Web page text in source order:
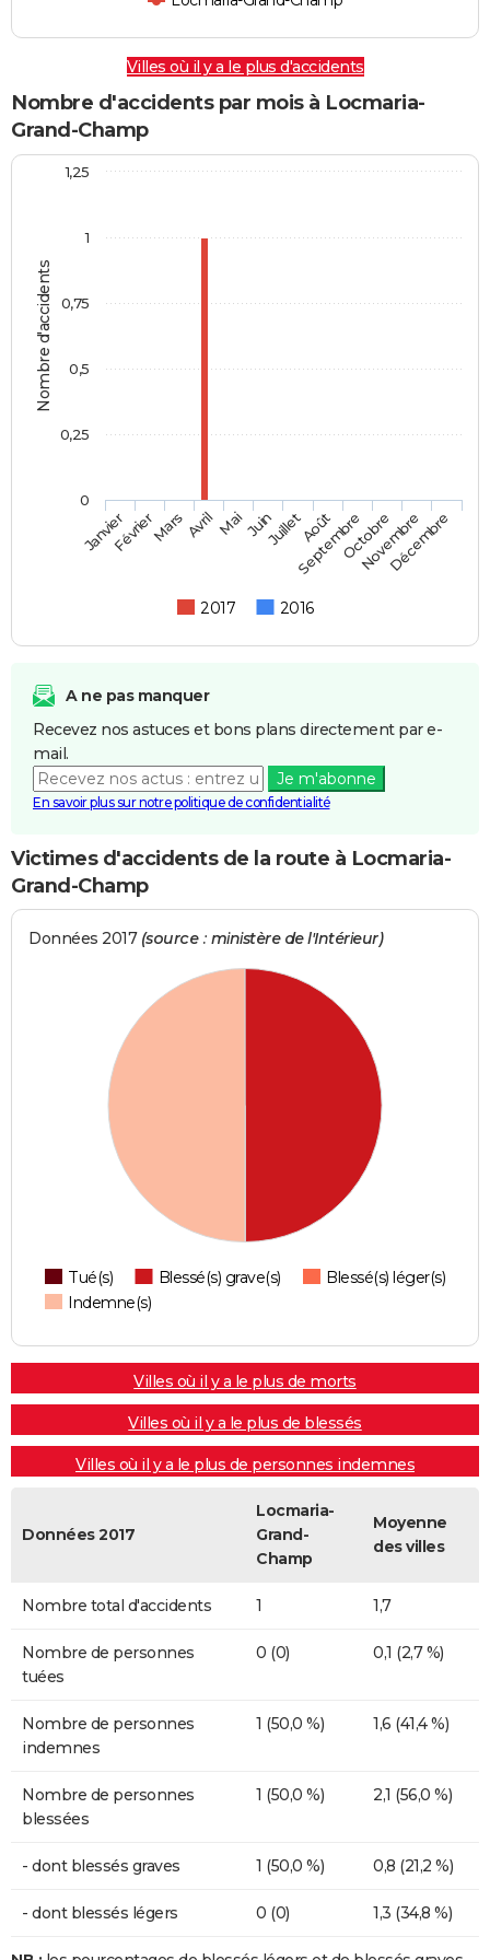
Villes où il y a le plus d'accidents
Nombre d'accidents par mois à Locmaria-
Grand-Champ
Nombre d'accidents
2017 2016
JanvierFévrierMars AvrilMaiJuinJuilletAoût
SeptembreOctobre
Novembre
Décembre
0
1
0,25
0,5
0,75
1,25
A ne pas manquer
Recevez nos astuces et bons plans directement par e-
mail.
Je m'abonne
En savoir plus sur notre politique de confidentialité
Victimes d'accidents de la route à Locmaria-
Grand-Champ
Données 2017 (source : ministère de l'Intérieur)
Tué(s) Blessé(s) grave(s)
Blessé(s) léger(s)
Indemne(s)
Villes où il y a le plus de morts
Villes où il y a le plus de blessés
Villes où il y a le plus de personnes indemnes
Données 2017
Locmaria-
Grand-
Champ
Moyenne
des villes
Nombre total d'accidents 1 1,7
Nombre de personnes
tuées
0 (0) 0,1 (2,7 %)
Nombre de personnes
indemnes
1 (50,0 %) 1,6 (41,4 %)
Nombre de personnes
blessées
1 (50,0 %) 2,1 (56,0 %)
- dont blessés graves 1 (50,0 %) 0,8 (21,2 %)
- dont blessés légers 0 (0) 1,3 (34,8 %)